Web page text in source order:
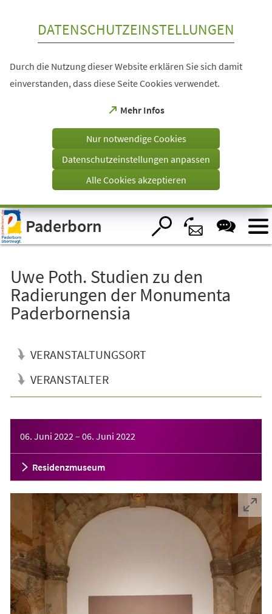
Visuelle
Assistenzsoftware
öffnen.
DATENSCHUTZEINSTELLUNGEN
Durch die Nutzung dieser Website erklären Sie sich damit
einverstanden, dass diese Seite Cookies verwendet.
Mehr Infos
(Öffnet
einem
Tab)
Nur notwendige Cookies
Datenschutzeinstellungen anpassen
Alle Cookies akzeptieren
Paderborn
Uwe Poth. Studien zu den
Radierungen der Monumenta
Paderbornensia
VERANSTALTUNGSORT
VERANSTALTER
06. Juni 2022 – 06. Juni 2022
Residenzmuseum